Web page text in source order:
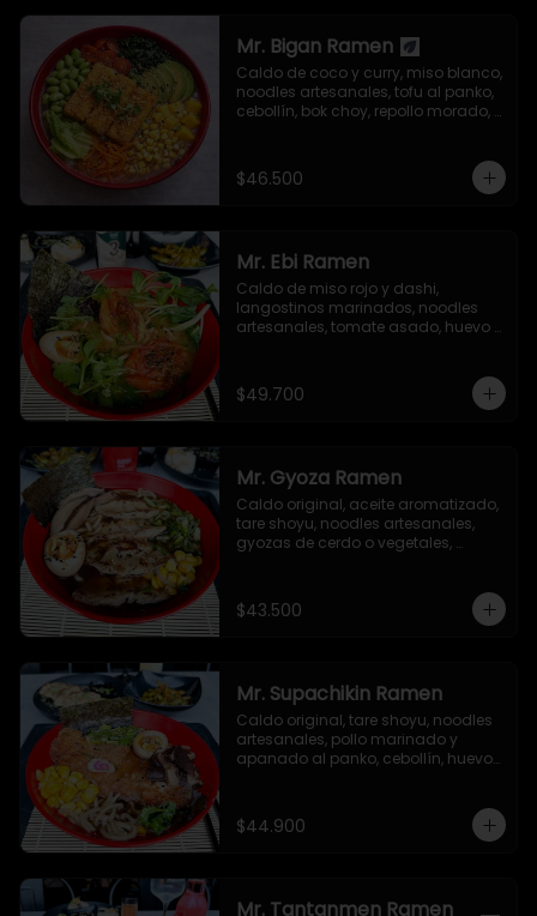
Mr. Bigan Ramen
Caldo de coco y curry, miso blanco,
noodles artesanales, tofu al panko,
cebollín, bok choy, repollo morado,
$46.500
Mr. Ebi Ramen
Caldo de miso rojo y dashi,
langostinos marinados, noodles
artesanales, tomate asado, huevo
mostaza, semillas de ajonjolí y
alga nori.
$49.700
Mr. Gyoza Ramen
Caldo original, aceite aromatizado,
tare shoyu, noodles artesanales,
gyozas de cerdo o vegetales,
ajonjolí y alga nori.
$43.500
Mr. Supachikin Ramen
Caldo original, tare shoyu, noodles
artesanales, pollo marinado y
apanado al panko, cebollín, huevo
de ajonjolí y alga nori.
$44.900
Mr. Tantanmen Ramen